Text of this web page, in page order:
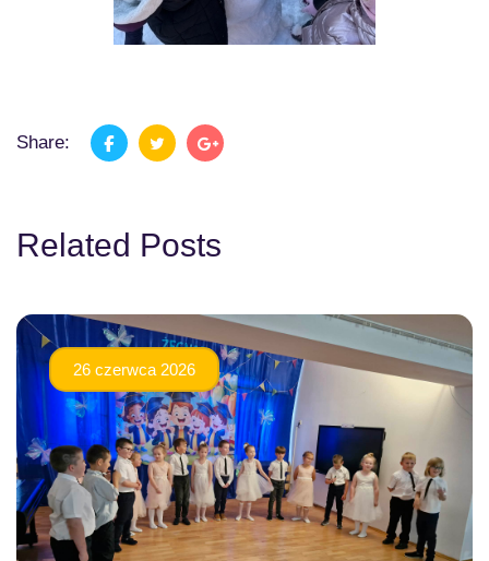
Share:
Related Posts
26 czerwca 2026